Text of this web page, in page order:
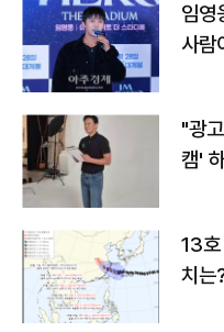
임영
사람
"광
캠'
13호
치는